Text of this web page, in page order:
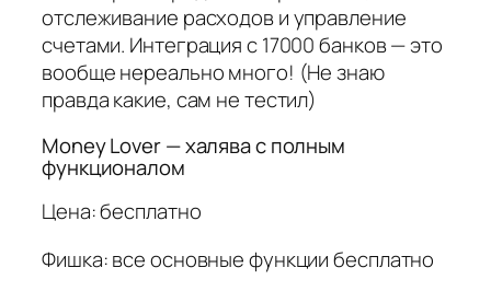
отслеживание расходов и управление
счетами. Интеграция с 17000 банков — это
вообще нереально много! (Не знаю
правда какие, сам не тестил)
Money Lover — халява с полным
функционалом
Цена: бесплатно
Фишка: все основные функции бесплатно